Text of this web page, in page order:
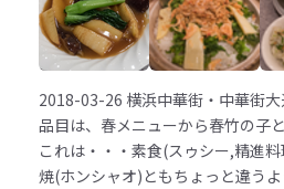
2018-03-26 横浜中華街・中華街
品目は、春メニューから春竹の子
これは・・・素食(スゥシー,精進
焼(ホンシャオ)ともちょっと違う